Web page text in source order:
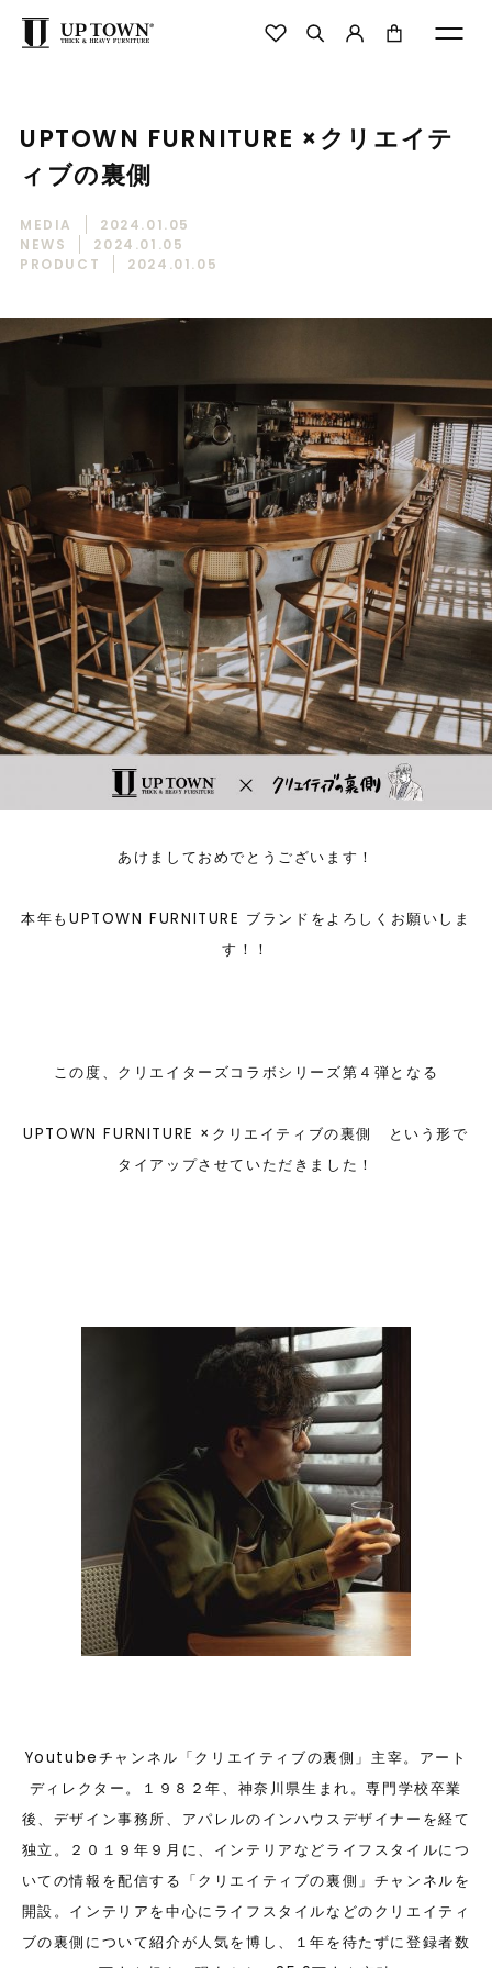
UPTOWN FURNITURE ×クリエイテ
ィブの裏側
MEDIA
2024.01.05
NEWS
2024.01.05
PRODUCT
2024.01.05
あけましておめでとうございます！
本年もUPTOWN FURNITURE ブランドをよろしくお願いしま
す！！
この度、クリエイターズコラボシリーズ第４弾となる
UPTOWN FURNITURE ×クリエイティブの裏側 という形で
タイアップさせていただきました！
Youtubeチャンネル「クリエイティブの裏側」主宰。アート
ディレクター。１９８２年、神奈川県生まれ。専門学校卒業
後、デザイン事務所、アパレルのインハウスデザイナーを経て
独立。２０１９年９月に、インテリアなどライフスタイルにつ
いての情報を配信する「クリエイティブの裏側」チャンネルを
開設。インテリアを中心にライフスタイルなどのクリエイティ
ブの裏側について紹介が人気を博し、１年を待たずに登録者数